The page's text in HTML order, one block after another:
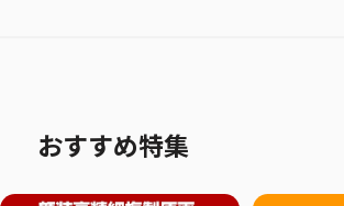
おすすめ特集